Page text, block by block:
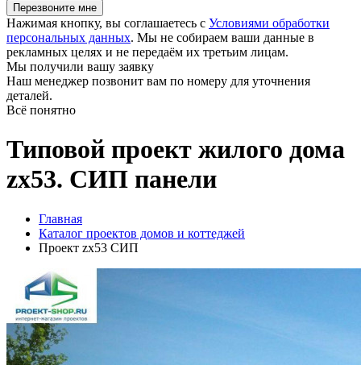
Перезвоните мне
Нажимая кнопку, вы соглашаетесь с Условиями обработки
персональных данных. Мы не собираем ваши данные в
рекламных целях и не передаём их третьим лицам.
Мы получили вашу заявку
Наш менеджер позвонит вам по номеру для уточнения
деталей.
Всё понятно
Типовой проект жилого дома
zx53. СИП панели
Главная
Каталог проектов домов и коттеджей
Проект zx53 СИП